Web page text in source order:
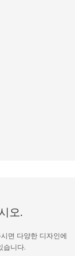
오.
면 다양한 디자인에
습니다.